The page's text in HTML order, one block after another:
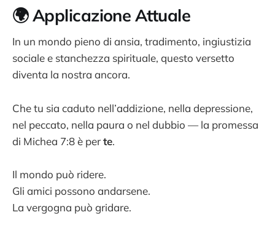
🌍 Applicazione Attuale
In un mondo pieno di ansia, tradimento, ingiustizia
sociale e stanchezza spirituale, questo versetto
diventa la nostra ancora.
Che tu sia caduto nell’addizione, nella depressione,
nel peccato, nella paura o nel dubbio — la promessa
di Michea 7:8 è perte.
Il mondo può ridere.
Gli amici possono andarsene.
La vergogna può gridare.